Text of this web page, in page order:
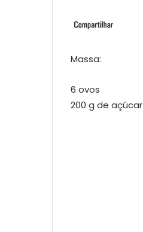
Massa:
6 ovos
200 g de açúcar